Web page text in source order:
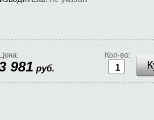
Кол-во:
Цена:
981 руб.